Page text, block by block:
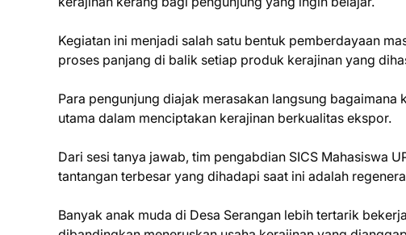
Kegiatan ini menjadi salah satu bentuk pemberdayaan
proses panjang di balik setiap produk kerajinan yang
Para pengunjung diajak merasakan langsung
utama dalam menciptakan kerajinan berkualitas ekspor.
Dari sesi tanya jawab, tim pengabdian SICS Mahasiswa
tantangan terbesar yang dihadapi saat ini adalah
Banyak anak muda di Desa Serangan lebih tertarik